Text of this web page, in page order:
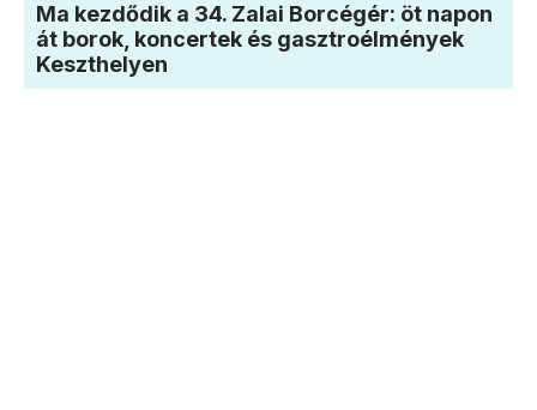
Ma kezdődik a 34. Zalai Borcégér: öt napon
át borok, koncertek és gasztroélmények
Keszthelyen